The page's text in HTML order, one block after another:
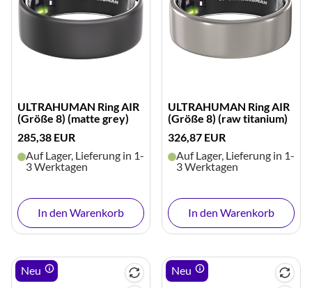
ULTRAHUMAN Ring AIR
(Größe 8) (matte grey)
285,38 EUR
Auf Lager, Lieferung in 1-
3 Werktagen
In den Warenkorb
ULTRAHUMAN Ring AIR
(Größe 8) (raw titanium)
326,87 EUR
Auf Lager, Lieferung in 1-
3 Werktagen
In den Warenkorb
Neu Neu